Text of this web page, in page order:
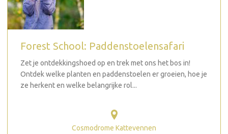
Forest School: Paddenstoelensafari
Zet je ontdekkingshoed op en trek met ons het bos in!
Ontdek welke planten en paddenstoelen er groeien, hoe je
ze herkent en welke belangrijke rol...
Cosmodrome Kattevennen